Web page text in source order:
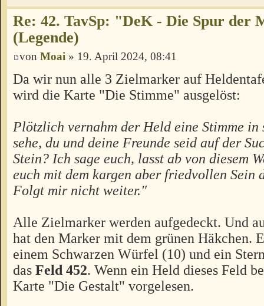
Re: 42. TavSp: "DeK - Die Spur der
(Legende)
von Moai » 19. April 2024, 08:41
Da wir nun alle 3 Zielmarker auf
wird die Karte "Die Stimme" ausgelöst:
Plötzlich vernahm der Held eine Stimme
sehe, du und deine Freunde seid auf der
Stein? Ich sage euch, lasst ab von diesem
euch mit dem kargen aber friedvollen Sein
Folgt mir nicht weiter."
Alle Zielmarker werden aufgedeckt. Und
hat den Marker mit dem grünen Häkchen.
einem Schwarzen Würfel (10) und ein
das Feld 452. Wenn ein Held dieses Feld
Karte "Die Gestalt" vorgelesen.